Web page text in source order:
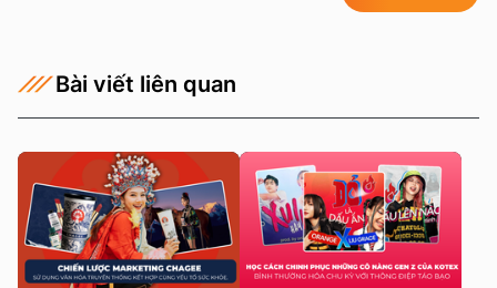
Bài viết liên quan